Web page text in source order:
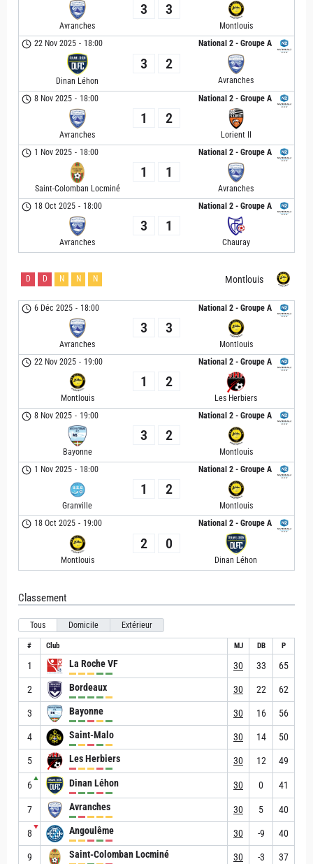
Avranches
3 3
Montlouis
National 2 - Groupe A
22 Nov 2025 - 18:00
Dinan Léhon
3 2
Avranches
National 2 - Groupe A
8 Nov 2025 - 18:00
Avranches
1 2
Lorient II
National 2 - Groupe A
1 Nov 2025 - 18:00
Saint-Colomban Locminé
1 1
Avranches
National 2 - Groupe A
18 Oct 2025 - 18:00
Avranches
3 1
Chauray
Montlouis
D D N N N
National 2 - Groupe A
6 Déc 2025 - 18:00
Avranches
3 3
Montlouis
National 2 - Groupe A
22 Nov 2025 - 19:00
Montlouis
1 2
Les Herbiers
National 2 - Groupe A
8 Nov 2025 - 19:00
Bayonne
3 2
Montlouis
National 2 - Groupe A
1 Nov 2025 - 18:00
Granville
1 2
Montlouis
National 2 - Groupe A
18 Oct 2025 - 19:00
Montlouis
2 0
Dinan Léhon
Classement
Tous Domicile Extérieur
# Club MJ DB P
1 La Roche VF 30 33 65
2 Bordeaux 30 22 62
3 Bayonne 30 16 56
4 Saint-Malo 30 14 50
5 Les Herbiers 30 12 49
6
▲ Dinan Léhon 30 0 41
7 Avranches 30 5 40
8
▼ Angoulême 30 -9 40
9 Saint-Colomban Locminé 30 -3 37